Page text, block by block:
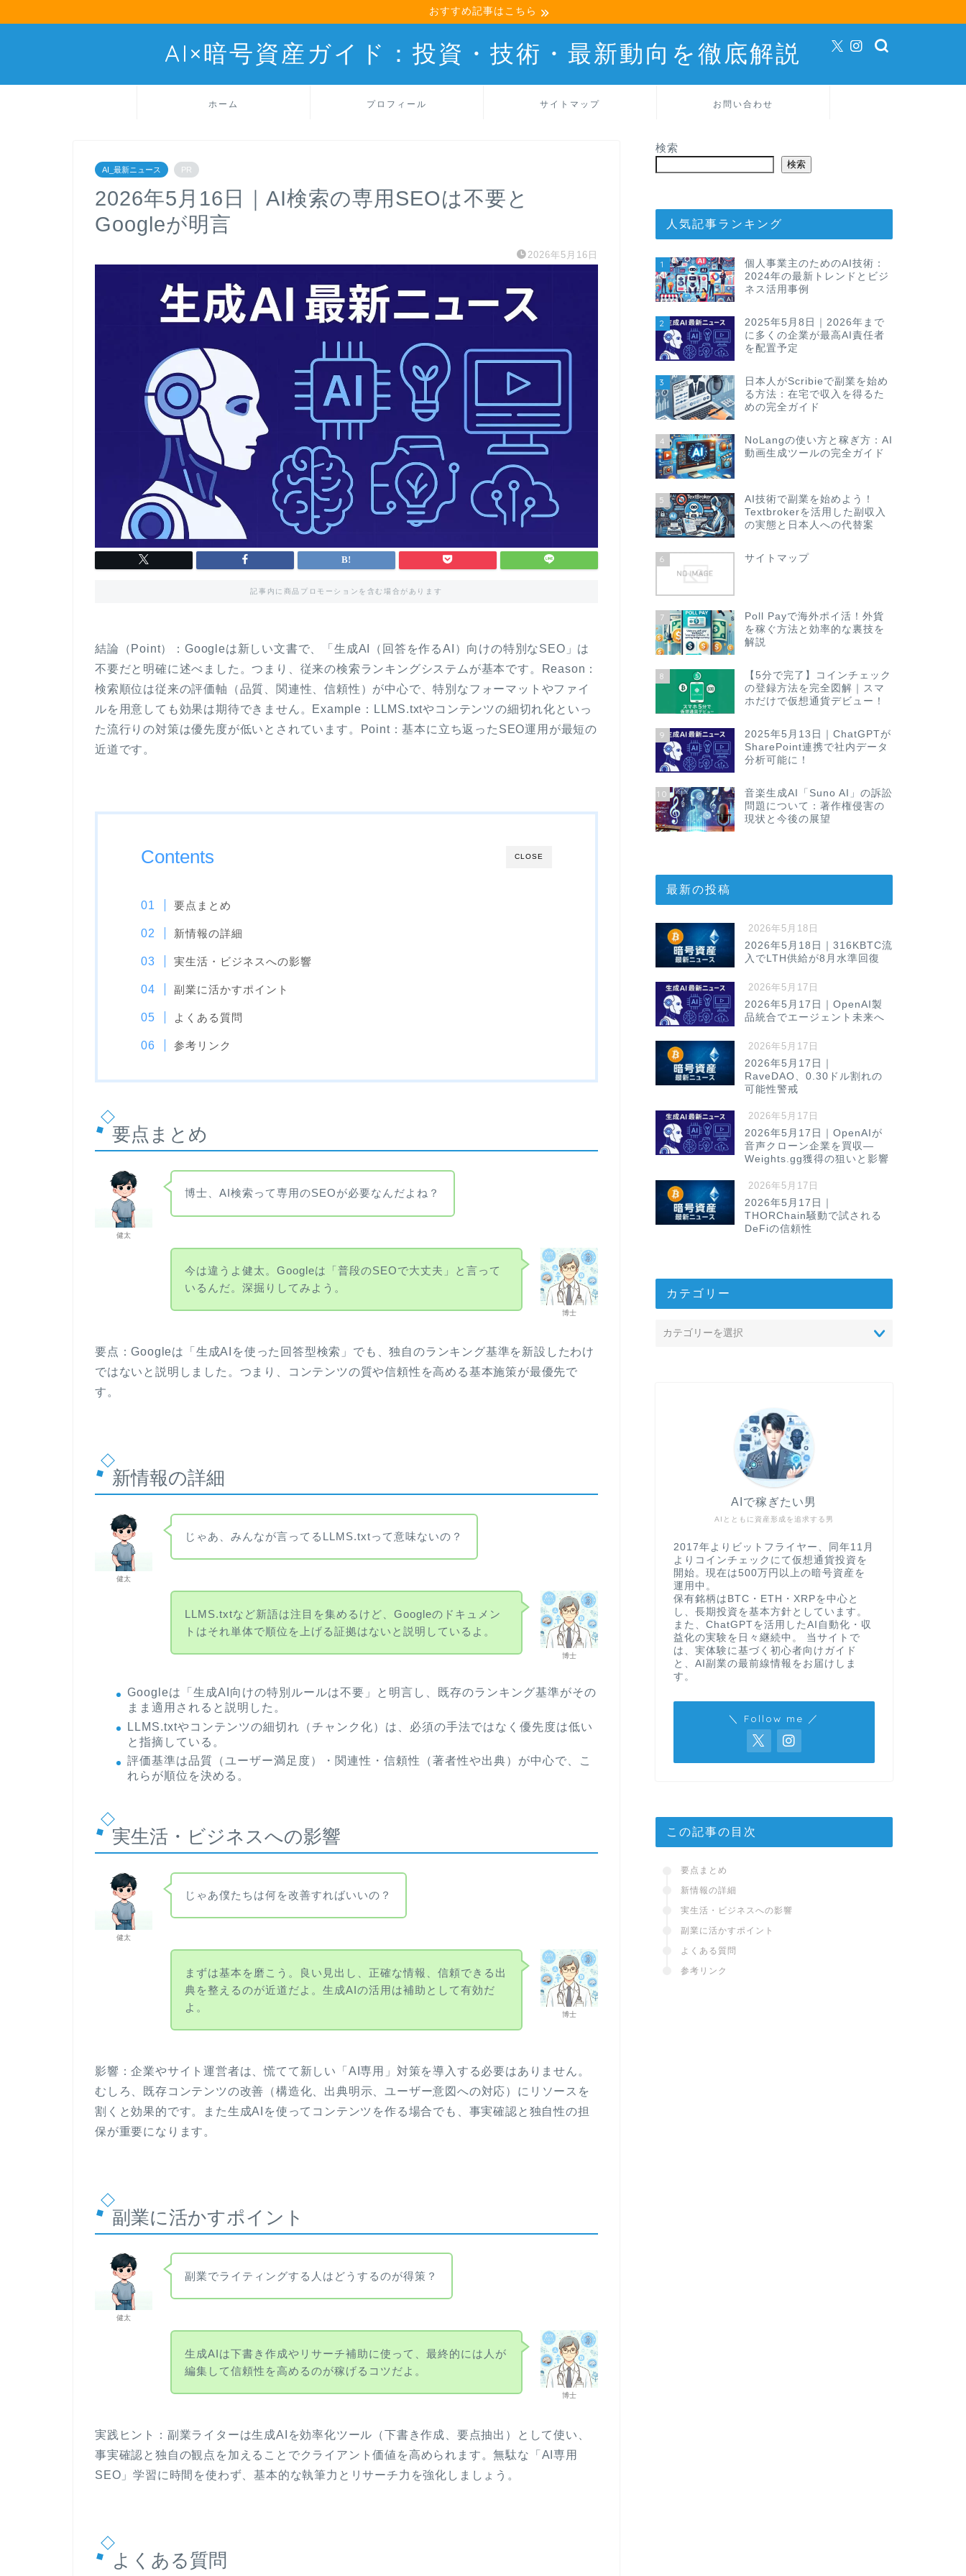
おすすめ記事はこちら
AI×暗号資産ガイド：投資・技術・最新動向を徹底解説
ホーム プロフィール サイトマップ お問い合わせ
AI_最新ニュース PR
2026年5月16日｜AI検索の専用SEOは不要と
Googleが明言
2026年5月16日
記事内に商品プロモーションを含む場合があります
結論（Point）：Googleは新しい文書で、「生成AI（回答を作るAI）向けの特別なSEO」は
不要だと明確に述べました。つまり、従来の検索ランキングシステムが基本です。Reason：
検索順位は従来の評価軸（品質、関連性、信頼性）が中心で、特別なフォーマットやファイ
ルを用意しても効果は期待できません。Example：LLMS.txtやコンテンツの細切れ化といっ
た流行りの対策は優先度が低いとされています。Point：基本に立ち返ったSEO運用が最短の
近道です。
CLOSE
Contents
要点まとめ
新情報の詳細
実生活・ビジネスへの影響
副業に活かすポイント
よくある質問
参考リンク
要点まとめ
健太
博士、AI検索って専用のSEOが必要なんだよね？
博士
今は違うよ健太。Googleは「普段のSEOで大丈夫」と言って
いるんだ。深掘りしてみよう。
要点：Googleは「生成AIを使った回答型検索」でも、独自のランキング基準を新設したわけ
ではないと説明しました。つまり、コンテンツの質や信頼性を高める基本施策が最優先で
す。
新情報の詳細
健太
じゃあ、みんなが言ってるLLMS.txtって意味ないの？
博士
LLMS.txtなど新語は注目を集めるけど、Googleのドキュメン
トはそれ単体で順位を上げる証拠はないと説明しているよ。
Googleは「生成AI向けの特別ルールは不要」と明言し、既存のランキング基準がその
まま適用されると説明した。
LLMS.txtやコンテンツの細切れ（チャンク化）は、必須の手法ではなく優先度は低い
と指摘している。
評価基準は品質（ユーザー満足度）・関連性・信頼性（著者性や出典）が中心で、こ
れらが順位を決める。
実生活・ビジネスへの影響
健太
じゃあ僕たちは何を改善すればいいの？
博士
まずは基本を磨こう。良い見出し、正確な情報、信頼できる出
典を整えるのが近道だよ。生成AIの活用は補助として有効だ
よ。
影響：企業やサイト運営者は、慌てて新しい「AI専用」対策を導入する必要はありません。
むしろ、既存コンテンツの改善（構造化、出典明示、ユーザー意図への対応）にリソースを
割くと効果的です。また生成AIを使ってコンテンツを作る場合でも、事実確認と独自性の担
保が重要になります。
副業に活かすポイント
健太
副業でライティングする人はどうするのが得策？
博士
生成AIは下書き作成やリサーチ補助に使って、最終的には人が
編集して信頼性を高めるのが稼げるコツだよ。
実践ヒント：副業ライターは生成AIを効率化ツール（下書き作成、要点抽出）として使い、
事実確認と独自の観点を加えることでクライアント価値を高められます。無駄な「AI専用
SEO」学習に時間を使わず、基本的な執筆力とリサーチ力を強化しましょう。
よくある質問
検索
検索
人気記事ランキング
1
個人事業主のためのAI技術：
2024年の最新トレンドとビジ
ネス活用事例
2
2025年5月8日｜2026年まで
に多くの企業が最高AI責任者
を配置予定
3
日本人がScribieで副業を始め
る方法：在宅で収入を得るた
めの完全ガイド
4
NoLangの使い方と稼ぎ方：AI
動画生成ツールの完全ガイド
5
AI技術で副業を始めよう！
Textbrokerを活用した副収入
の実態と日本人への代替案
6 サイトマップ
7
Poll Payで海外ポイ活！外貨
を稼ぐ方法と効率的な裏技を
解説
8
【5分で完了】コインチェック
の登録方法を完全図解｜スマ
ホだけで仮想通貨デビュー！
9
2025年5月13日｜ChatGPTが
SharePoint連携で社内データ
分析可能に！
10
音楽生成AI「Suno AI」の訴訟
問題について：著作権侵害の
現状と今後の展望
最新の投稿
2026年5月18日
2026年5月18日｜316KBTC流
入でLTH供給が8月水準回復
2026年5月17日
2026年5月17日｜OpenAI製
品統合でエージェント未来へ
2026年5月17日
2026年5月17日｜
RaveDAO、0.30ドル割れの
可能性警戒
2026年5月17日
2026年5月17日｜OpenAIが
音声クローン企業を買収—
Weights.gg獲得の狙いと影響
2026年5月17日
2026年5月17日｜
THORChain騒動で試される
DeFiの信頼性
カテゴリー
AIとともに資産形成を追求する男
AIで稼ぎたい男
2017年よりビットフライヤー、同年11月
よりコインチェックにて仮想通貨投資を
開始。現在は500万円以上の暗号資産を
運用中。
保有銘柄はBTC・ETH・XRPを中心と
し、長期投資を基本方針としています。
また、ChatGPTを活用したAI自動化・収
益化の実験を日々継続中。 当サイトで
は、実体験に基づく初心者向けガイド
と、AI副業の最前線情報をお届けしま
す。
＼ Follow me ／
この記事の目次
要点まとめ
新情報の詳細
実生活・ビジネスへの影響
副業に活かすポイント
よくある質問
参考リンク